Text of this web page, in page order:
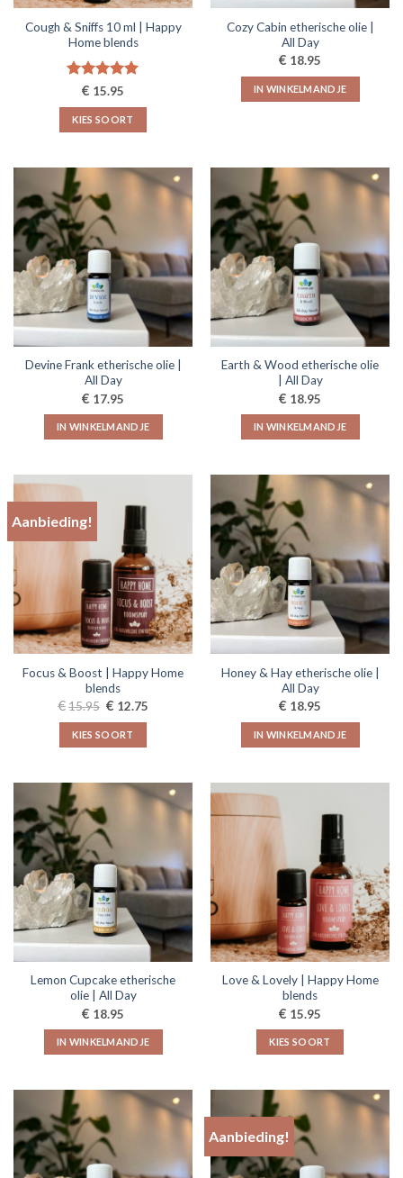
de
productpagina
Cough & Sniffs 10 ml | Happy
Home blends
Gewaardeerd
€ 15.95
KIES SOORT
heeft
meerdere
variaties.
Deze
optie
kan
gekozen
worden
op
de
productpagina
Cozy Cabin etherische olie |
All Day
€ 18.95
IN WINKELMANDJE
Devine Frank etherische olie |
All Day
€ 17.95
IN WINKELMANDJE
Earth & Wood etherische olie
| All Day
€ 18.95
IN WINKELMANDJE
Aanbieding!
Focus & Boost | Happy Home
blends
€15.95 Oorspronkelijke
prijs
was:
€15.95.
€ 12.75
KIES SOORT
heeft
meerdere
variaties.
Deze
optie
kan
gekozen
worden
op
de
productpagina
Honey & Hay etherische olie |
All Day
€ 18.95
IN WINKELMANDJE
Lemon Cupcake etherische
olie | All Day
€ 18.95
IN WINKELMANDJE
Love & Lovely | Happy Home
blends
€ 15.95
KIES SOORT
meerdere
variaties.
Deze
Aanbieding!